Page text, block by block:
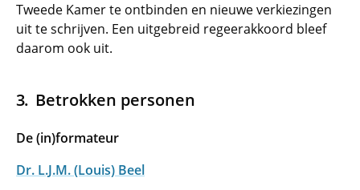
Tweede Kamer te ontbinden en nieuwe verkiezingen
uit te schrijven. Een uitgebreid regeerakkoord bleef
daarom ook uit.
Betrokken personen
De (in)formateur
Dr. L.J.M. (Louis) Beel